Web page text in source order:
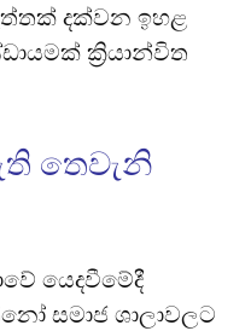
දක්වන ඉහළ
ක්‍රියාන්විත
තෙවැනි
යෙදවීමේදී
සමාජ ශාලාවලට